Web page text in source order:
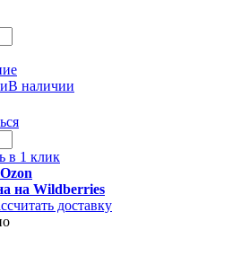
В наличии
в 1 клик
на Wildberries
доставку